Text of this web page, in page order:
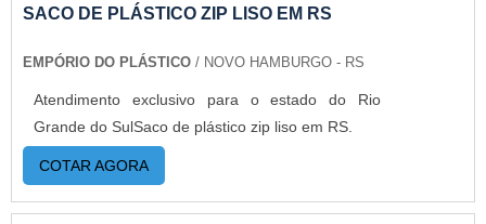
SACO DE PLÁSTICO ZIP LISO EM RS
EMPÓRIO DO PLÁSTICO / NOVO HAMBURGO - RS
Atendimento exclusivo para o estado do Rio
Grande do SulSaco de plástico zip liso em RS.
COTAR AGORA